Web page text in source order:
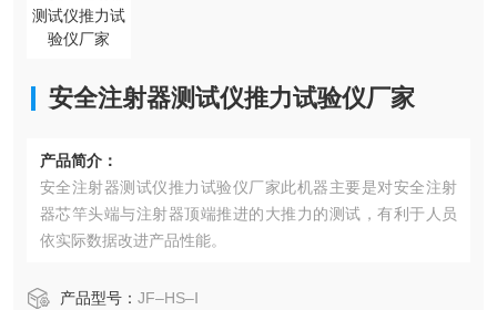
安全注射器测试仪推力试验仪厂家
产品简介：
安全注射器测试仪推力试验仪厂家此机器主要是对安全注射
器芯竿头端与注射器顶端推进的大推力的测试，有利于人员
依实际数据改进产品性能。
产品型号： JF–HS–Ⅰ